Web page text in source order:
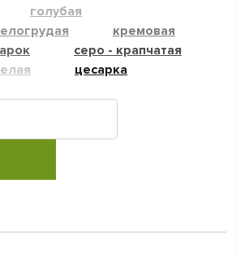
голубая
кремовая
серо - крапчатая
цесарка